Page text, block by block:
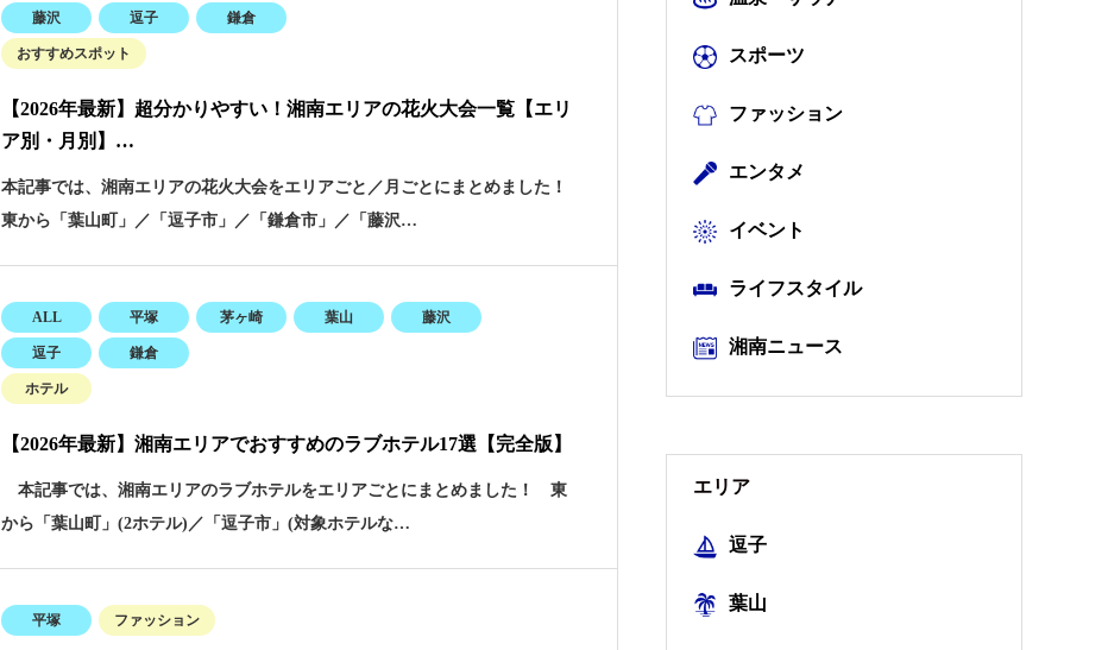
藤沢 逗子 鎌倉
おすすめスポット
【2026年最新】超分かりやすい！湘南エリアの花火大会一覧【エリ
ア別・月別】…
本記事では、湘南エリアの花火大会をエリアごと／月ごとにまとめました！
東から「葉山町」／「逗子市」／「鎌倉市」／「藤沢…
ALL 平塚 茅ヶ崎 葉山 藤沢
逗子 鎌倉
ホテル
【2026年最新】湘南エリアでおすすめのラブホテル17選【完全版】
本記事では、湘南エリアのラブホテルをエリアごとにまとめました！ 東
から「葉山町」(2ホテル)／「逗子市」(対象ホテルな…
平塚 ファッション
スポーツ
ファッション
エンタメ
イベント
ライフスタイル
湘南ニュース
エリア
逗子
葉山